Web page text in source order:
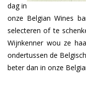
dag in
onze Belgian Wines
selecteren of te
Wijnkenner wou ze
ondertussen de
beter dan in onze